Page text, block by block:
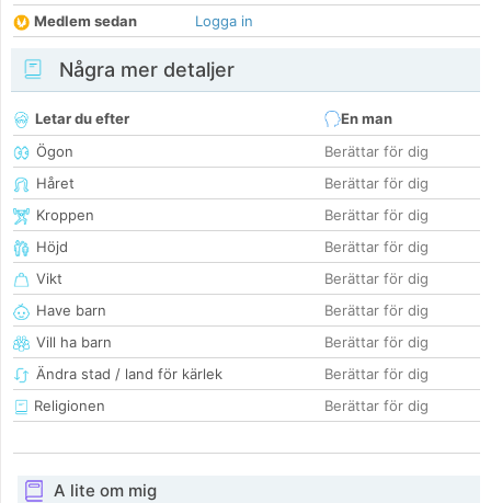
Medlem sedan
Logga in
Några mer detaljer
Letar du efter
En man
Ögon
Berättar för dig
Håret
Berättar för dig
Kroppen
Berättar för dig
Höjd
Berättar för dig
Vikt
Berättar för dig
Have barn
Berättar för dig
Vill ha barn
Berättar för dig
Ändra stad / land för kärlek
Berättar för dig
Religionen
Berättar för dig
A lite om mig